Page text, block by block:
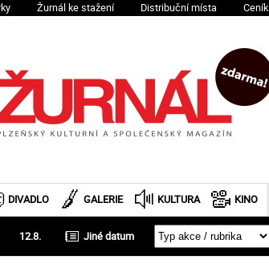
DIVADLO GALERIE KULTURA KINO
Žurnál ke stažení Distribuční místa Ceník
12.8.